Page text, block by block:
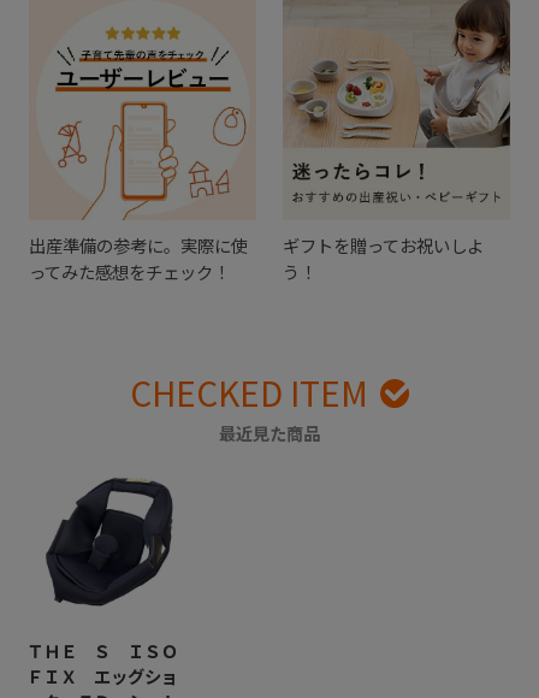
出産準備の参考に。実際に使
ってみた感想をチェック！
ギフトを贈ってお祝いしよ
う！
CHECKED ITEM
最近見た商品
ＴＨＥ Ｓ ＩＳＯ
ＦＩＸ エッグショ